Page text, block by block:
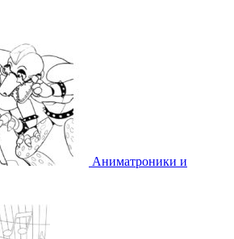
Аниматроники и